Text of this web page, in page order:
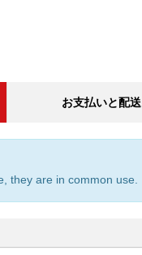
お支払いと配送
they are in common use.